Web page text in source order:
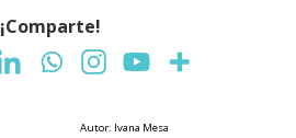
¡Comparte!
Autor: Ivana Mesa